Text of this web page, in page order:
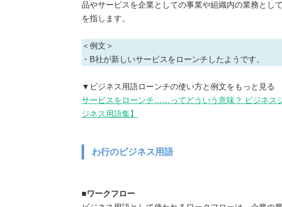
品やサービスを企業としての事業や組織内の業務とし
を指します。
＜例文＞
・B社が新しいサービスをローンチしたようです。
▼ビジネス用語ローンチの使い方と例文をもっと見る
サービスをローンチ……ってどういう意味？ ビジネス
ジネス用語集】
わ行のビジネス用語
■ワークフロー